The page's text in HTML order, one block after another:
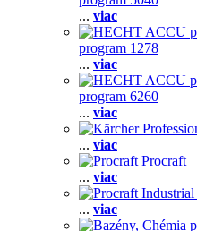
... viac
program 1278
... viac
program 6260
... viac
... viac
Procraft
... viac
... viac